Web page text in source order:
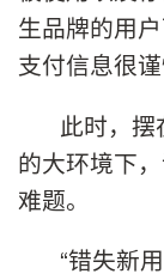
生品牌的用
支付信息很谨
此时，摆
的大环境下
难题。
“错失新